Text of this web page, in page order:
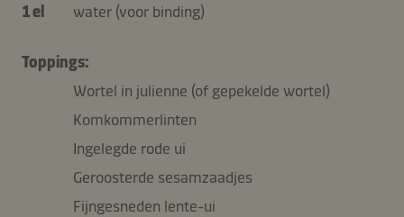
1 el
water (voor binding)
Toppings:
Wortel in julienne (of gepekelde wortel)
Komkommerlinten
Ingelegde rode ui
Geroosterde sesamzaadjes
Fijngesneden lente-ui